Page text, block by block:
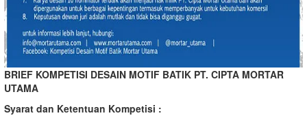
BRIEF KOMPETISI DESAIN MOTIF BATIK PT. CIPTA MORTAR
UTAMA
Syarat dan Ketentuan Kompetisi :